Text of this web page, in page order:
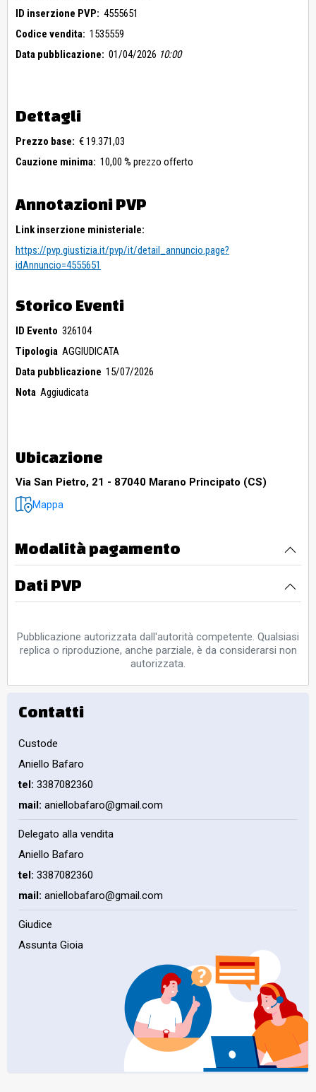
ID inserzione PVP: 4555651
Codice vendita: 1535559
Data pubblicazione: 01/04/2026 10:00
Dettagli
Prezzo base: € 19.371,03
Cauzione minima: 10,00 % prezzo offerto
Annotazioni PVP
Link inserzione ministeriale:
https://pvp.giustizia.it/pvp/it/detail_annuncio.page?
idAnnuncio=4555651
Storico Eventi
ID Evento 326104
Tipologia AGGIUDICATA
Data pubblicazione 15/07/2026
Nota Aggiudicata
Ubicazione
Via San Pietro, 21 - 87040 Marano Principato (CS)
Mappa
Modalità pagamento
Dati PVP
Pubblicazione autorizzata dall'autorità competente. Qualsiasi
replica o riproduzione, anche parziale, è da considerarsi non
autorizzata.
Contatti
Custode
Aniello Bafaro
tel: 3387082360
mail: aniellobafaro@gmail.com
Delegato alla vendita
Aniello Bafaro
tel: 3387082360
mail: aniellobafaro@gmail.com
Giudice
Assunta Gioia